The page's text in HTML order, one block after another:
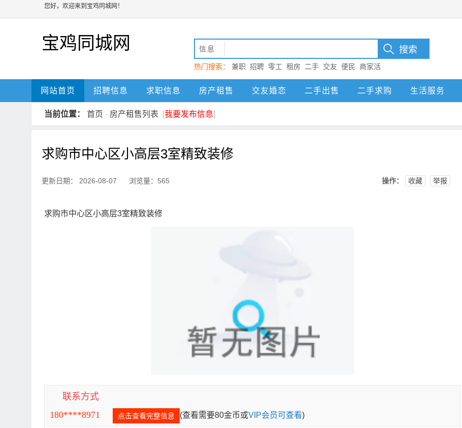
您好，欢迎来到宝鸡同城网！
宝鸡同城网 信息
热门搜索： 兼职 招聘 零工 租房 二手 交友 便民
商家活
动 宝鸡
网站首页 招聘信息 求职信息 房产租售 交友婚恋 二手出售 二手求购 生活服务
当前位置： 首页 - 房产租售列表 [我要发布信息]
求购市中心区小高层3室精致装修
更新日期： 2026-08-07 浏览量：565 操作： 收藏 举报
求购市中心区小高层3室精致装修
联系方式
180****8971
点击查看完整信息 (查看需要80金币或VIP会员可查看)